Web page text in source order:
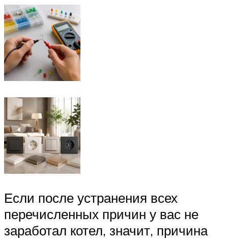
Если после устранения всех
перечисленных причин у вас не
заработал котел, значит, причина